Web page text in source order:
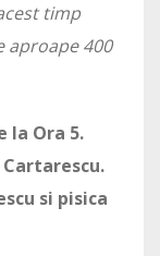
timp
aproape 400
la Ora 5.
si pisica